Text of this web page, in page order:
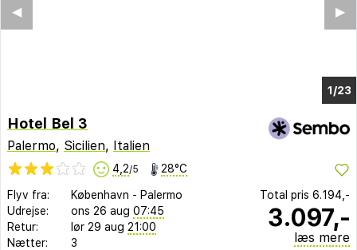
1/16
▶︎
◀︎
Hotel Bel 3
Palermo, Sicilien, Italien
4,2/5 28°C
Flyv fra: København - Palermo
Udrejse:
ons 26 aug 07:45
Retur:
lør 29 aug 21:00
Nætter:
3
Total pris 6.194,-
3.097,-
læs mere